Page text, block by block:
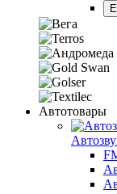
Автотовары